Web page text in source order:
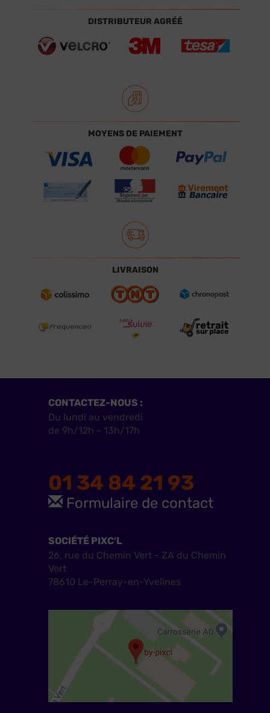
DISTRIBUTEUR AGRÉÉ
MOYENS DE PAIEMENT
LIVRAISON
CONTACTEZ-NOUS :
Du lundi au vendredi
de 9h/12h - 13h/17h
01 34 84 21 93
Formulaire de contact
SOCIÉTÉ PIXC'L
26, rue du Chemin Vert - ZA du Chemin
Vert
78610 Le-Perray-en-Yvelines